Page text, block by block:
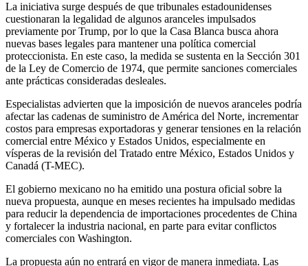
La iniciativa surge después de que tribunales estadounidenses
cuestionaran la legalidad de algunos aranceles impulsados
previamente por Trump, por lo que la Casa Blanca busca ahora
nuevas bases legales para mantener una política comercial
proteccionista. En este caso, la medida se sustenta en la Sección 301
de la Ley de Comercio de 1974, que permite sanciones comerciales
ante prácticas consideradas desleales.
Especialistas advierten que la imposición de nuevos aranceles podría
afectar las cadenas de suministro de América del Norte, incrementar
costos para empresas exportadoras y generar tensiones en la relación
comercial entre México y Estados Unidos, especialmente en
vísperas de la revisión del Tratado entre México, Estados Unidos y
Canadá (T-MEC).
El gobierno mexicano no ha emitido una postura oficial sobre la
nueva propuesta, aunque en meses recientes ha impulsado medidas
para reducir la dependencia de importaciones procedentes de China
y fortalecer la industria nacional, en parte para evitar conflictos
comerciales con Washington.
La propuesta aún no entrará en vigor de manera inmediata. Las